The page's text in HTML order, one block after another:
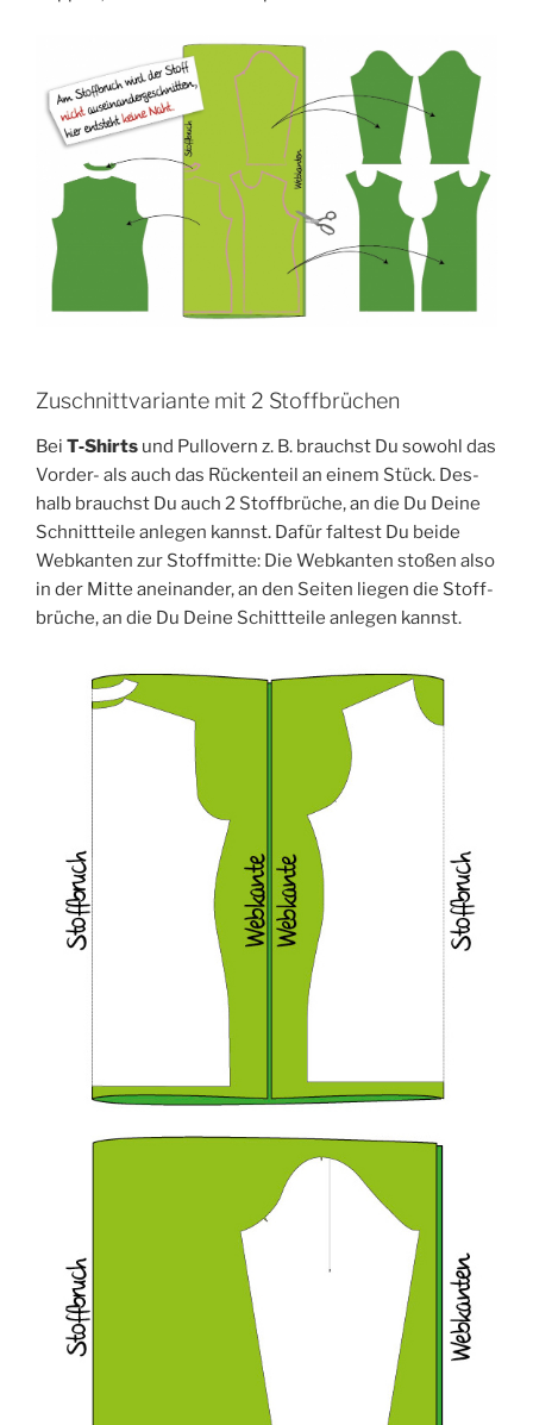
Zuschnittvariante mit 2 Stoffbrüchen
Bei T‑Shirts und Pull­overn z. B. brauchst Du sowohl das
Vor­der- als auch das Rücken­teil an einem Stück. Des­
halb brauchst Du auch 2 Stoff­brü­che, an die Du Dei­ne
Schnitt­tei­le anle­gen kannst. Dafür fal­test Du bei­de
Web­kan­ten zur Stoff­mit­te: Die Web­kan­ten sto­ßen also
in der Mit­te anein­an­der, an den Sei­ten lie­gen die Stoff­
brü­che, an die Du Dei­ne Schitt­tei­le anle­gen kannst.